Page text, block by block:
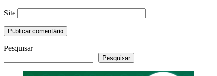
Site
Pesquisar
Pesquisar